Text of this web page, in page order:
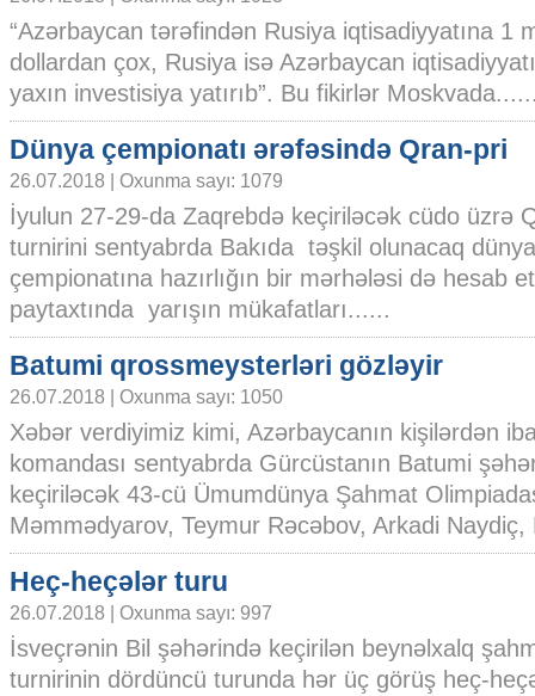
“Azərbaycan tərəfindən Rusiya iqtisadiyyatına 1
dollardan çox, Rusiya isə Azərbaycan
yaxın investisiya yatırıb”. Bu fikirlər
Dünya çempionatı ərəfəsində Qran-pri
26.07.2018 | Oxunma sayı: 1079
İyulun 27-29-da Zaqrebdə keçiriləcək cüdo üzrə
turnirini sentyabrda Bakıda təşkil olunacaq dünya
çempionatına hazırlığın bir mərhələsi də hesab
paytaxtında yarışın mükafatları......
Batumi qrossmeysterləri gözləyir
26.07.2018 | Oxunma sayı: 1050
Xəbər verdiyimiz kimi, Azərbaycanın kişilərdən
komandası sentyabrda Gürcüstanın Batumi
keçiriləcək 43-cü Ümumdünya Şahmat
Məmmədyarov, Teymur Rəcəbov, Arkadi
Heç-heçələr turu
26.07.2018 | Oxunma sayı: 997
İsveçrənin Bil şəhərində keçirilən beynəlxalq
turnirinin dördüncü turunda hər üç görüş heç-